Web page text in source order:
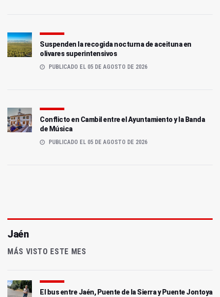
Suspenden la recogida nocturna de aceituna en
olivares superintensivos
PUBLICADO EL 05 DE AGOSTO DE 2026
Conflicto en Cambil entre el Ayuntamiento y la Banda
de Música
PUBLICADO EL 05 DE AGOSTO DE 2026
Jaén
MÁS VISTO ESTE MES
El bus entre Jaén, Puente de la Sierra y Puente Jontoya